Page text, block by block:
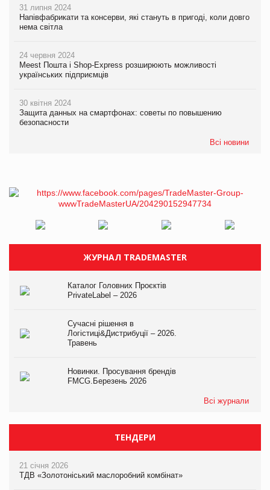
31 липня 2024
Напівфабрикати та консерви, які стануть в пригоді, коли довго
нема світла
24 червня 2024
Meest Пошта і Shop-Express розширюють можливості
українських підприємців
30 квітня 2024
Защита данных на смартфонах: советы по повышению
безопасности
Всі новини
ЖУРНАЛ TRADEMASTER
Каталог Головних Проєктів
PrivateLabel – 2026
Сучасні рішення в
Логістиці&Дистрибуції – 2026.
Травень
Новинки. Просування брендів
FMCG.Березень 2026
Всі журнали
ТЕНДЕРИ
21 січня 2026
ТДВ «Золотоніський маслоробний комбінат»